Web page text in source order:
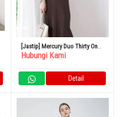
[Jastip] Mercury Duo Thirty One
Long Dress Charcoal Brown
Hubungi Kami
Detail